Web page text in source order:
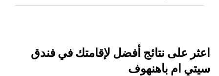
اعثر على نتائج أفضل لإقامتك في فندق
سيتي ام باهنهوف